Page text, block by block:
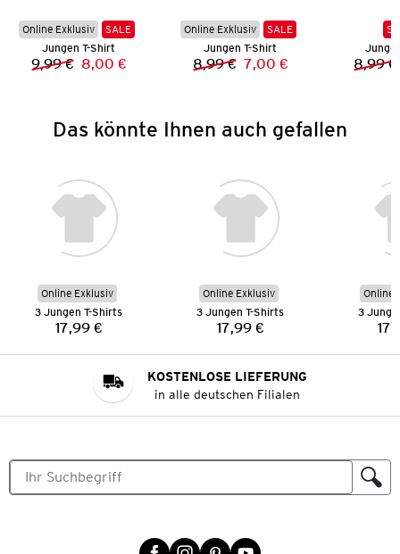
Online Exklusiv
SALE
Jungen T-Shirt
Vorheriger Preis:
9,99 € Neuer Preis:
8,00 €
Online Exklusiv
SALE
Jungen T-Shirt
Vorheriger Preis:
8,99 € Neuer Preis:
7,00 € 8,99 €
Das könnte Ihnen auch gefallen
Online Exklusiv
3 Jungen T-Shirts
Preis:
17,99 €
Online Exklusiv
3 Jungen T-Shirts
Preis:
17,99 €
Online
3
KOSTENLOSE LIEFERUNG
in alle deutschen Filialen